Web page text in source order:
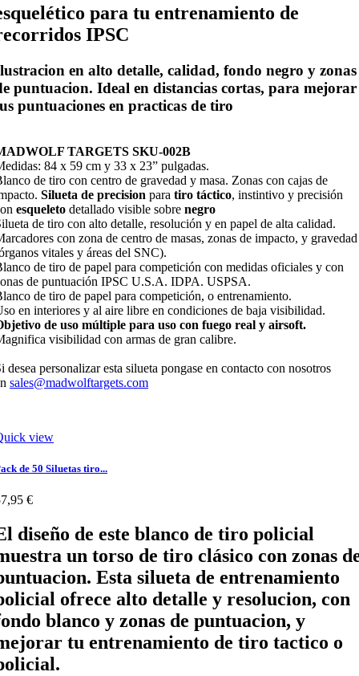
para tu entrenamiento de
IPSC
en alto detalle, calidad, fondo negro y zonas
puntuacion. Ideal en distancias cortas, para mejorar
puntuaciones en practicas de tiro
TARGETS SKU-002B
84 x 59 cm y 33 x 23” pulgadas.
de tiro con centro de gravedad y masa. Zonas con cajas de
Silueta de precision para tiro táctico, instintivo y precisión
esqueleto detallado visible sobre negro
de tiro con alto detalle, resolución y en papel de alta calidad.
con zona de centro de masas, zonas de impacto, y gravedad
vitales y áreas del SNC).
de tiro de papel para competición con medidas oficiales y con
de puntuación IPSC U.S.A. IDPA. USPSA.
de tiro de papel para competición, o entrenamiento.
en interiores y al aire libre en condiciones de baja visibilidad.
de uso múltiple para uso con fuego real y airsoft.
visibilidad con armas de gran calibre.
desea personalizar esta silueta pongase en contacto con nosotros
sales@madwolftargets.com
view
de 50 Siluetas tiro...
€
diseño de este blanco de tiro policial
un torso de tiro clásico con zonas
Esta silueta de entrenamiento
ofrece alto detalle y resolucion, con
blanco y zonas de puntuacion, y
tu entrenamiento de tiro tactico o